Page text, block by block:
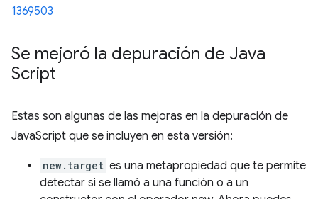
1369503
Se mejoró la depuración de Java
Script
Estas son algunas de las mejoras en la depuración de
JavaScript que se incluyen en esta versión:
new.target es una metapropiedad que te permite
detectar si se llamó a una función o a un